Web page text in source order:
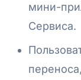
мини-
Сервиса.